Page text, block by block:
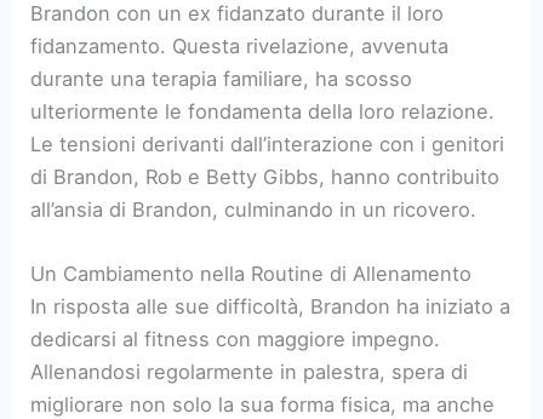
Brandon con un ex fidanzato durante il loro
fidanzamento. Questa rivelazione, avvenuta
durante una terapia familiare, ha scosso
ulteriormente le fondamenta della loro relazione.
Le tensioni derivanti dall’interazione con i genitori
di Brandon, Rob e Betty Gibbs, hanno contribuito
all’ansia di Brandon, culminando in un ricovero.
Un Cambiamento nella Routine di Allenamento
In risposta alle sue difficoltà, Brandon ha iniziato a
dedicarsi al fitness con maggiore impegno.
Allenandosi regolarmente in palestra, spera di
migliorare non solo la sua forma fisica, ma anche